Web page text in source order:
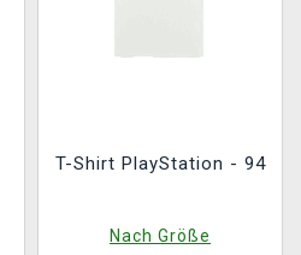
T-Shirt PlayStation - 94
Nach Größe